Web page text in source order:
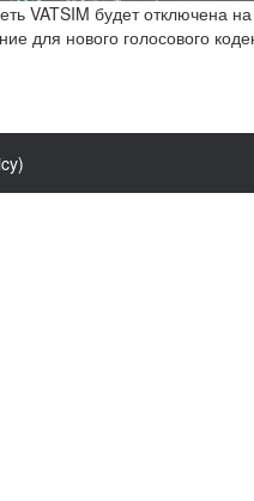
VATSIM будет отключена
для нового голосового
)